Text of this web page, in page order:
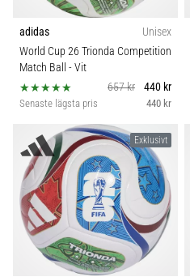
adidas
Unisex
World Cup 26 Trionda Competition
Match Ball - Vit
657 kr
440 kr
Senaste lägsta pris 440 kr
Exklusivt